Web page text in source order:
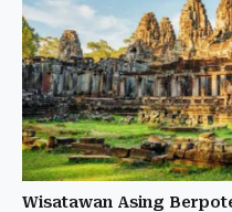
Wisatawan Asing